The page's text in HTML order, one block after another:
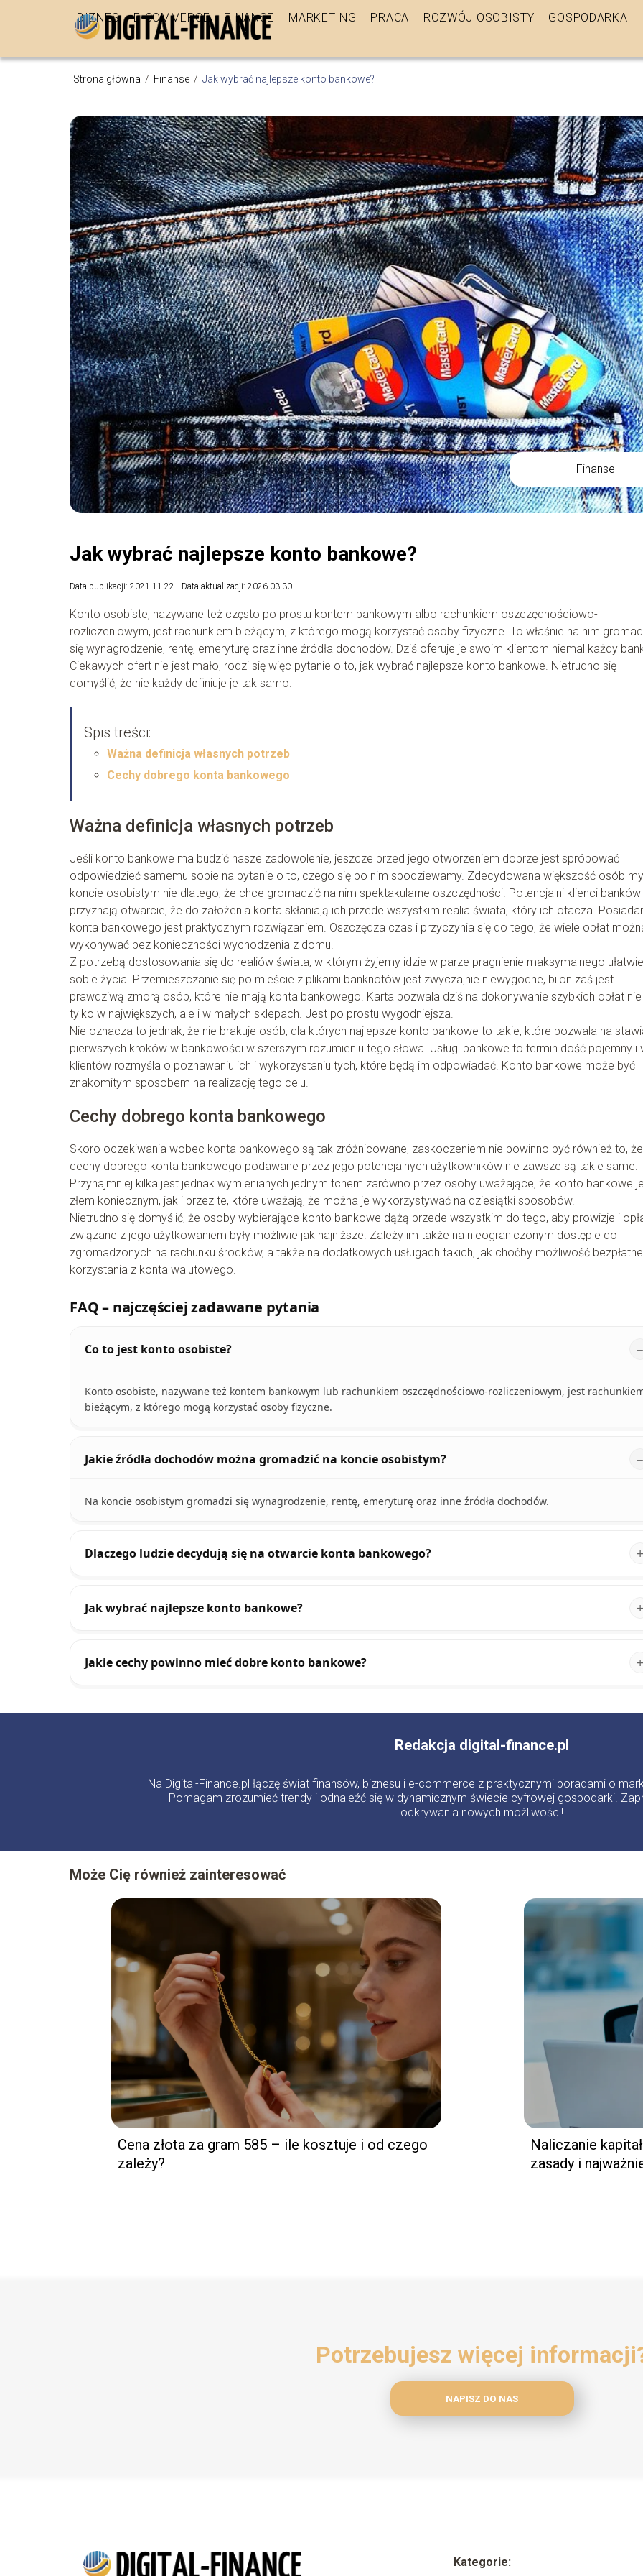
BIZNES E-COMMERCE FINANSE MARKETING PRACA ROZWÓJ OSOBISTY GOSPODARKA
Strona główna / Finanse / Jak wybrać najlepsze konto bankowe?
Finanse
Jak wybrać najlepsze konto bankowe?
Data publikacji: 2021-11-22 Data aktualizacji: 2026-03-30
Konto osobiste, nazywane też często po prostu kontem bankowym albo rachunkiem oszczędnościowo-
rozliczeniowym, jest rachunkiem bieżącym, z którego mogą korzystać osoby fizyczne. To właśnie na nim
się wynagrodzenie, rentę, emeryturę oraz inne źródła dochodów. Dziś oferuje je swoim klientom niemal każdy
Ciekawych ofert nie jest mało, rodzi się więc pytanie o to, jak wybrać najlepsze konto bankowe. Nietrudno się
domyślić, że nie każdy definiuje je tak samo.
Spis treści:
Ważna definicja własnych potrzeb
Cechy dobrego konta bankowego
Ważna definicja własnych potrzeb
Jeśli konto bankowe ma budzić nasze zadowolenie, jeszcze przed jego otworzeniem dobrze jest spróbować
odpowiedzieć samemu sobie na pytanie o to, czego się po nim spodziewamy. Zdecydowana większość osób
koncie osobistym nie dlatego, że chce gromadzić na nim spektakularne oszczędności. Potencjalni klienci banków
przyznają otwarcie, że do założenia konta skłaniają ich przede wszystkim realia świata, który ich otacza.
konta bankowego jest praktycznym rozwiązaniem. Oszczędza czas i przyczynia się do tego, że wiele opłat
wykonywać bez konieczności wychodzenia z domu.
Z potrzebą dostosowania się do realiów świata, w którym żyjemy idzie w parze pragnienie maksymalnego
sobie życia. Przemieszczanie się po mieście z plikami banknotów jest zwyczajnie niewygodne, bilon zaś jest
prawdziwą zmorą osób, które nie mają konta bankowego. Karta pozwala dziś na dokonywanie szybkich opłat nie
tylko w największych, ale i w małych sklepach. Jest po prostu wygodniejsza.
Nie oznacza to jednak, że nie brakuje osób, dla których najlepsze konto bankowe to takie, które pozwala na
pierwszych kroków w bankowości w szerszym rozumieniu tego słowa. Usługi bankowe to termin dość pojemny i
klientów rozmyśla o poznawaniu ich i wykorzystaniu tych, które będą im odpowiadać. Konto bankowe może być
znakomitym sposobem na realizację tego celu.
Cechy dobrego konta bankowego
Skoro oczekiwania wobec konta bankowego są tak zróżnicowane, zaskoczeniem nie powinno być również to,
cechy dobrego konta bankowego podawane przez jego potencjalnych użytkowników nie zawsze są takie same.
Przynajmniej kilka jest jednak wymienianych jednym tchem zarówno przez osoby uważające, że konto bankowe
złem koniecznym, jak i przez te, które uważają, że można je wykorzystywać na dziesiątki sposobów.
Nietrudno się domyślić, że osoby wybierające konto bankowe dążą przede wszystkim do tego, aby prowizje i
związane z jego użytkowaniem były możliwie jak najniższe. Zależy im także na nieograniczonym dostępie do
zgromadzonych na rachunku środków, a także na dodatkowych usługach takich, jak choćby możliwość
korzystania z konta walutowego.
FAQ – najczęściej zadawane pytania
Co to jest konto osobiste?
Konto osobiste, nazywane też kontem bankowym lub rachunkiem oszczędnościowo-rozliczeniowym, jest
bieżącym, z którego mogą korzystać osoby fizyczne.
Jakie źródła dochodów można gromadzić na koncie osobistym?
Na koncie osobistym gromadzi się wynagrodzenie, rentę, emeryturę oraz inne źródła dochodów.
Dlaczego ludzie decydują się na otwarcie konta bankowego?
Jak wybrać najlepsze konto bankowe?
Jakie cechy powinno mieć dobre konto bankowe?
Redakcja digital-finance.pl
Na Digital-Finance.pl łączę świat finansów, biznesu i e-commerce z praktycznymi poradami o
Pomagam zrozumieć trendy i odnaleźć się w dynamicznym świecie cyfrowej gospodarki.
odkrywania nowych możliwości!
Może Cię również zainteresować
Cena złota za gram 585 – ile kosztuje i od czego
zależy?
Naliczanie
zasady i
Potrzebujesz więcej
NAPISZ DO NAS
Kategorie: